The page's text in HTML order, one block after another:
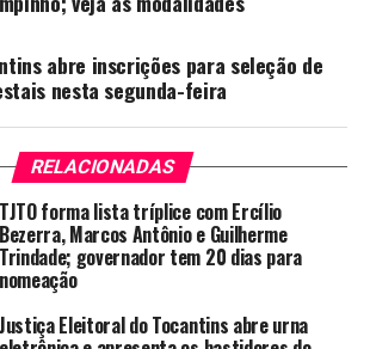
abre inscrições para seleção de
nesta segunda-feira
RELACIONADAS
TJTO forma lista tríplice com Ercílio
Bezerra, Marcos Antônio e Guilherme
Trindade; governador tem 20 dias para
nomeação
Justiça Eleitoral do Tocantins abre urna